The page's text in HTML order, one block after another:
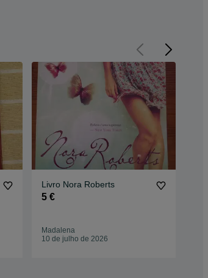
Livro Nora Roberts
5 €
Madalena
10 de julho de 2026